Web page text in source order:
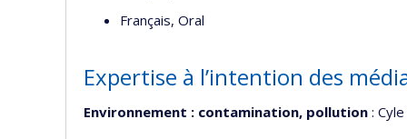
Français, Oral
Expertise à l’intention des
Environnement : contamination, pollution :